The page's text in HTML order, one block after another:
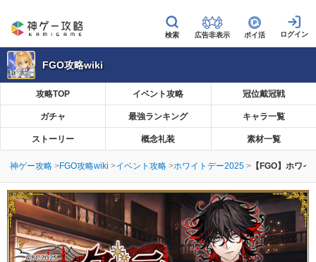
広告非表示 ポイ活
FGO攻略wiki
攻略TOP イベント攻略 冠位戴冠戦
ガチャ 最強ランキング キャラ一覧
ストーリー 概念礼装 素材一覧
神ゲー攻略 FGO攻略wiki イベント攻略 ホワイトデー2025 【FGO】ホワ